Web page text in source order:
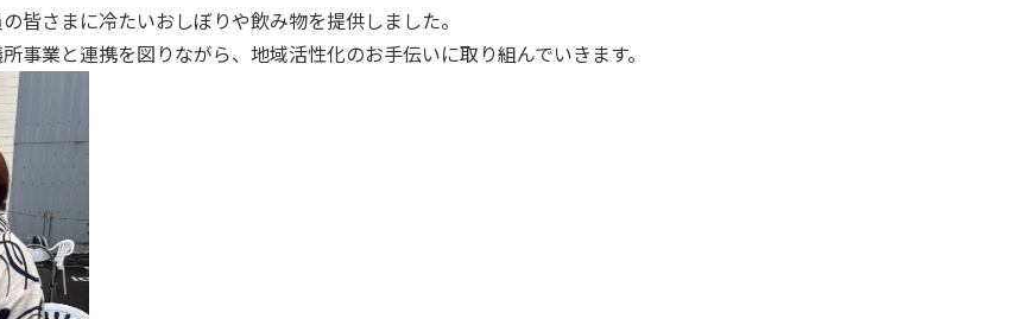
皆さまに冷たいおしぼりや飲み物を提供しました。
事業と連携を図りながら、地域活性化のお手伝いに取り組んでいきます。